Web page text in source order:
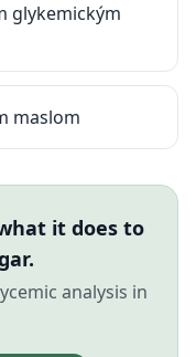
glykemickým
maslom
it does to
analysis in